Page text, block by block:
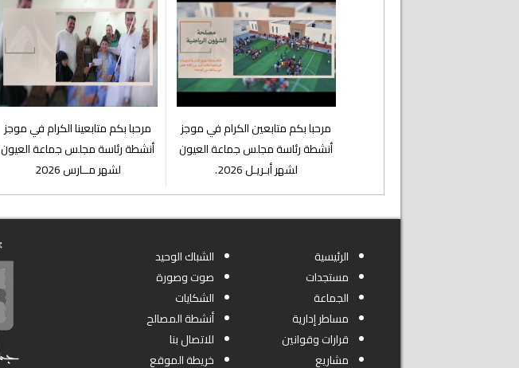
⁨مرحبا بكم متابعين الكرام في موجز
أنشطة رئاسة مجلس جماعة العيون
لشهر أبـريـل 2026.
مرحبا بكم متابعينا الكرام في موجز
أنشطة رئاسة مجلس جماعة العيون
لشهر مــارس 2026
الرئيسية
مستجدات
الجماعة
مساطر إدارية
قرارات وقوانين
مشاريع
الشباك الوحيد
صوت وصورة
الشكايات
أنشطة المصالح
للاتصال بنا
خريطة الموقع